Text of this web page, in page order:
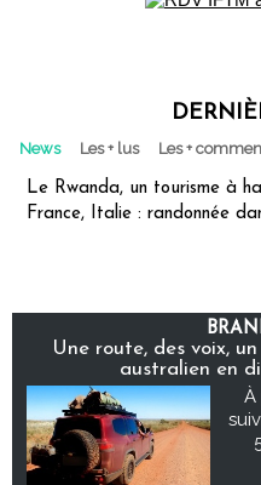
News Les + lus Les +
Le Rwanda, un tourisme à
France, Italie : randonnée
Une route, des voix,
australien en
À